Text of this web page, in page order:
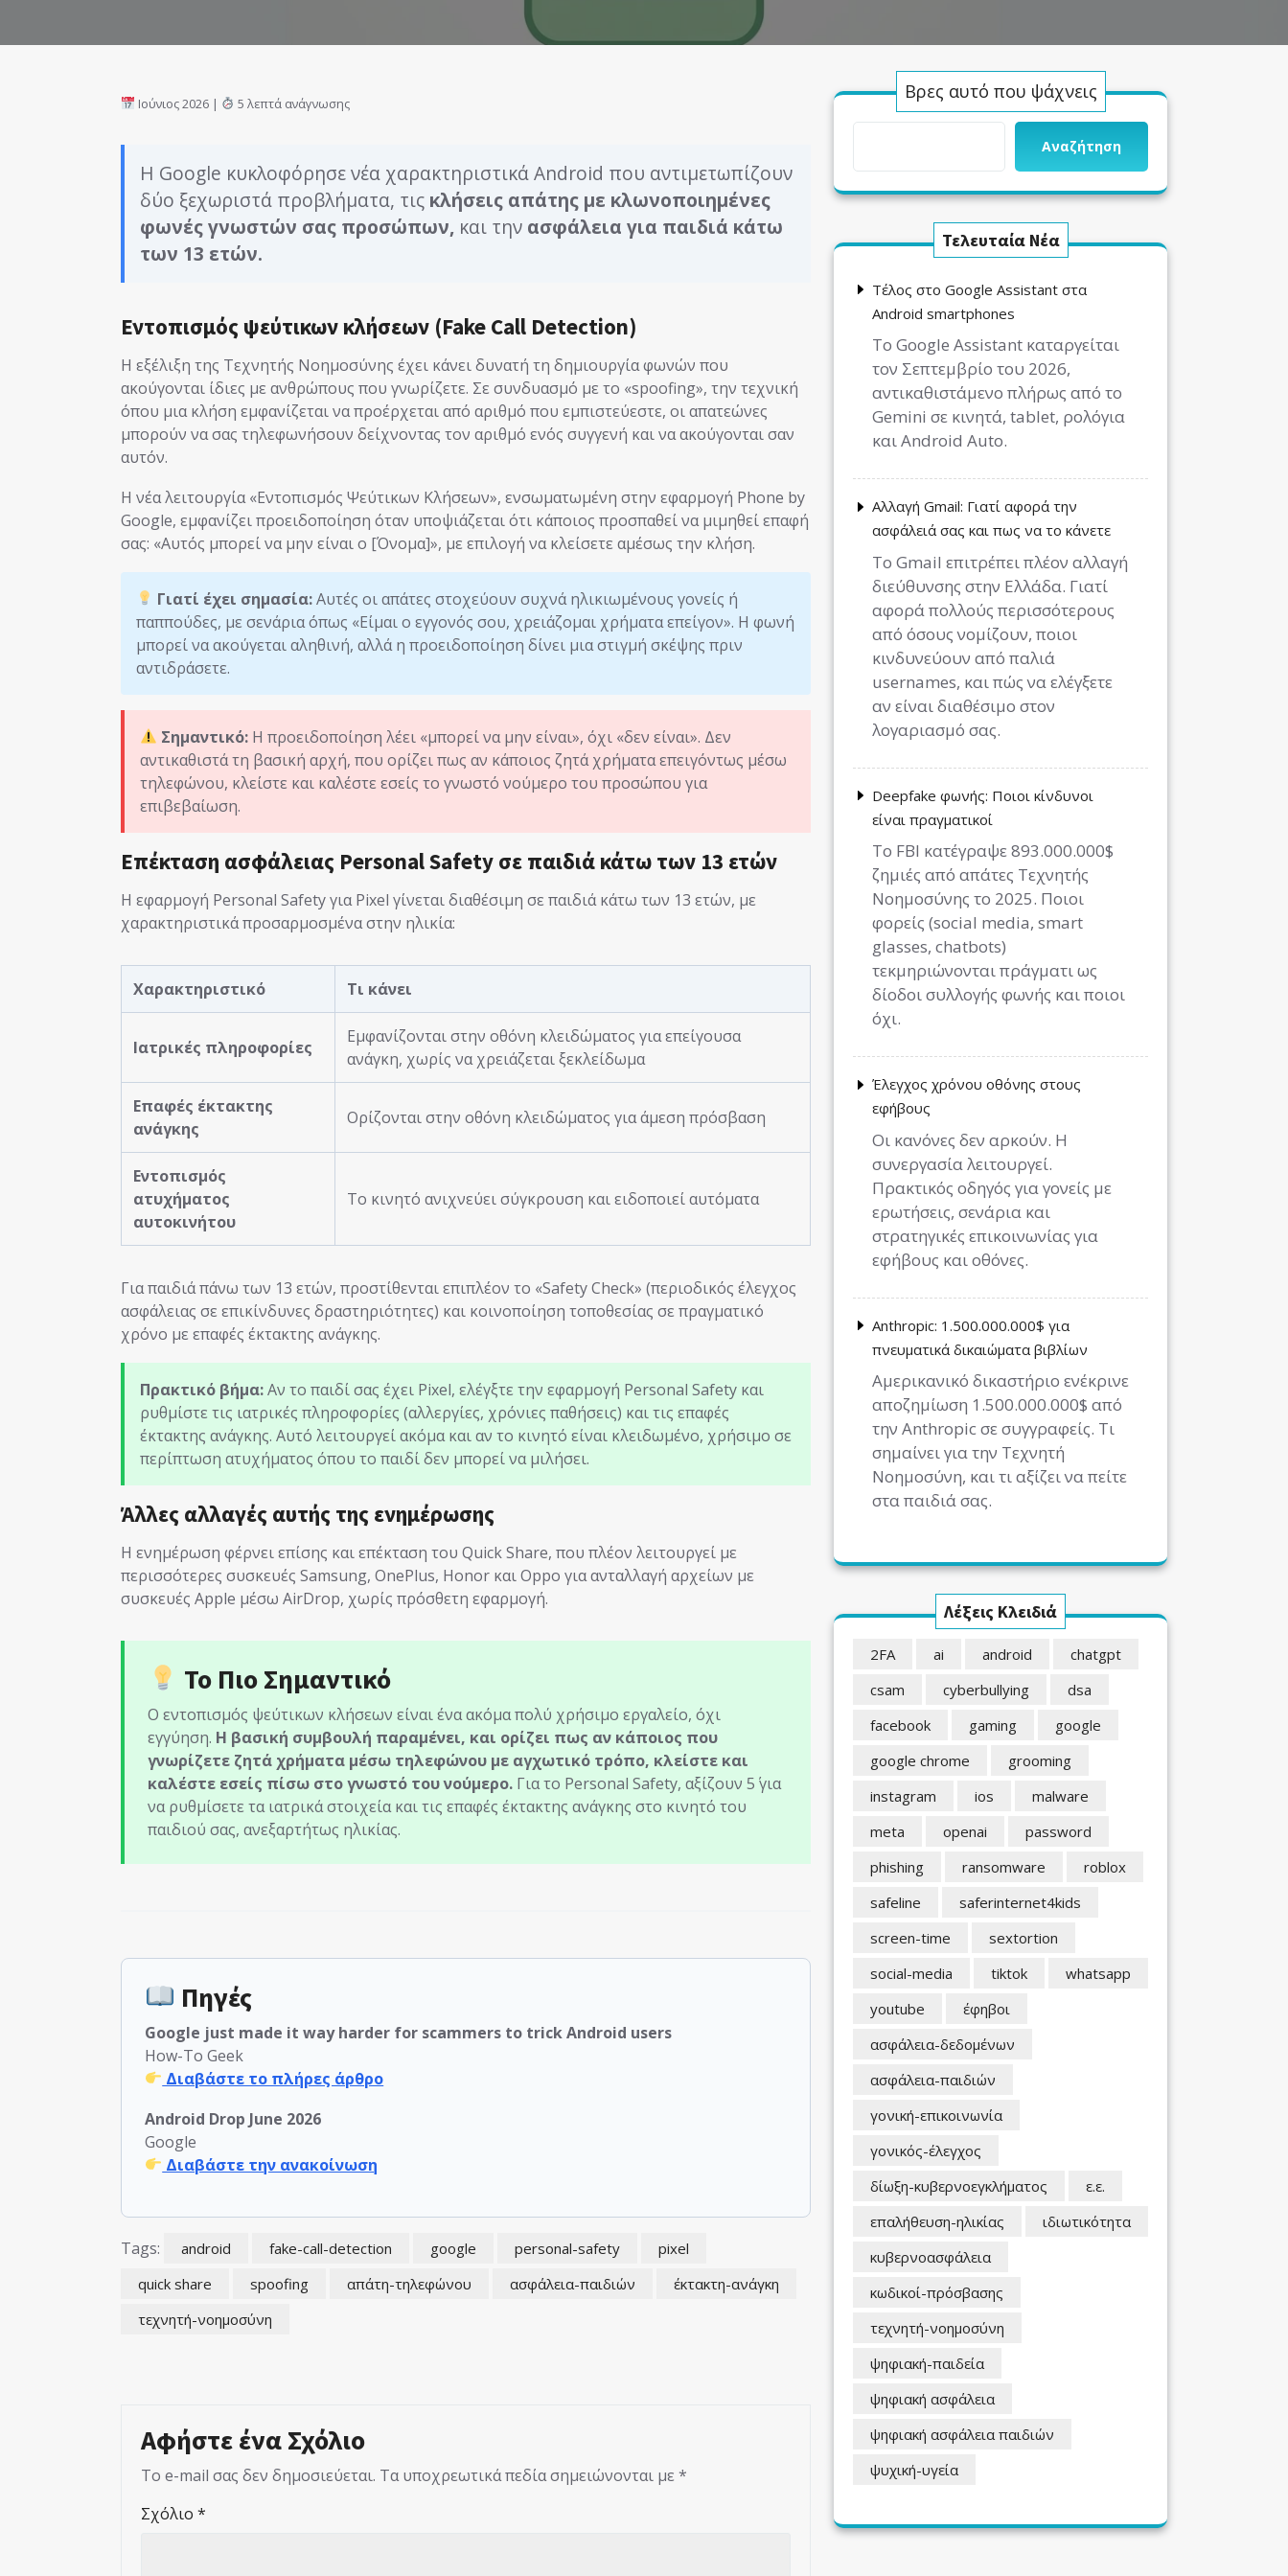
Ιούνιος 2026 | 5 λεπτά ανάγνωσης
Η Google κυκλοφόρησε νέα χαρακτηριστικά Android που αντιμετωπίζουν
δύο ξεχωριστά προβλήματα, τις κλήσεις απάτης με κλωνοποιημένες
φωνές γνωστών σας προσώπων, και την ασφάλεια για παιδιά κάτω
των 13 ετών.
Εντοπισμός ψεύτικων κλήσεων (Fake Call Detection)
Η εξέλιξη της Τεχνητής Νοημοσύνης έχει κάνει δυνατή τη δημιουργία φωνών που
ακούγονται ίδιες με ανθρώπους που γνωρίζετε. Σε συνδυασμό με το «spoofing», την τεχνική
όπου μια κλήση εμφανίζεται να προέρχεται από αριθμό που εμπιστεύεστε, οι απατεώνες
μπορούν να σας τηλεφωνήσουν δείχνοντας τον αριθμό ενός συγγενή και να ακούγονται σαν
αυτόν.
Η νέα λειτουργία «Εντοπισμός Ψεύτικων Κλήσεων», ενσωματωμένη στην εφαρμογή Phone by
Google, εμφανίζει προειδοποίηση όταν υποψιάζεται ότι κάποιος προσπαθεί να μιμηθεί επαφή
σας: «Αυτός μπορεί να μην είναι ο [Όνομα]», με επιλογή να κλείσετε αμέσως την κλήση.
Γιατί έχει σημασία:Αυτές οι απάτες στοχεύουν συχνά ηλικιωμένους γονείς ή
παππούδες, με σενάρια όπως «Είμαι ο εγγονός σου, χρειάζομαι χρήματα επείγον». Η φωνή
μπορεί να ακούγεται αληθινή, αλλά η προειδοποίηση δίνει μια στιγμή σκέψης πριν
αντιδράσετε.
Σημαντικό: Η προειδοποίηση λέει «μπορεί να μην είναι», όχι «δεν είναι». Δεν
αντικαθιστά τη βασική αρχή, που ορίζει πως αν κάποιος ζητά χρήματα επειγόντως μέσω
τηλεφώνου, κλείστε και καλέστε εσείς το γνωστό νούμερο του προσώπου για
επιβεβαίωση.
Επέκταση ασφάλειας Personal Safety σε παιδιά κάτω των 13 ετών
Η εφαρμογή Personal Safety για Pixel γίνεται διαθέσιμη σε παιδιά κάτω των 13 ετών, με
χαρακτηριστικά προσαρμοσμένα στην ηλικία:
Χαρακτηριστικό Τι κάνει
Ιατρικές πληροφορίες
Εμφανίζονται στην οθόνη κλειδώματος για επείγουσα
ανάγκη, χωρίς να χρειάζεται ξεκλείδωμα
Επαφές έκτακτης
ανάγκης
Ορίζονται στην οθόνη κλειδώματος για άμεση πρόσβαση
Εντοπισμός
ατυχήματος
αυτοκινήτου
Το κινητό ανιχνεύει σύγκρουση και ειδοποιεί αυτόματα
Για παιδιά πάνω των 13 ετών, προστίθενται επιπλέον το «Safety Check» (περιοδικός έλεγχος
ασφάλειας σε επικίνδυνες δραστηριότητες) και κοινοποίηση τοποθεσίας σε πραγματικό
χρόνο με επαφές έκτακτης ανάγκης.
Πρακτικό βήμα:Αν το παιδί σας έχει Pixel, ελέγξτε την εφαρμογή Personal Safety και
ρυθμίστε τις ιατρικές πληροφορίες (αλλεργίες, χρόνιες παθήσεις) και τις επαφές
έκτακτης ανάγκης. Αυτό λειτουργεί ακόμα και αν το κινητό είναι κλειδωμένο, χρήσιμο σε
περίπτωση ατυχήματος όπου το παιδί δεν μπορεί να μιλήσει.
Άλλες αλλαγές αυτής της ενημέρωσης
Η ενημέρωση φέρνει επίσης και επέκταση του Quick Share, που πλέον λειτουργεί με
περισσότερες συσκευές Samsung, OnePlus, Honor και Oppo για ανταλλαγή αρχείων με
συσκευές Apple μέσω AirDrop, χωρίς πρόσθετη εφαρμογή.
Το Πιο Σημαντικό
Ο εντοπισμός ψεύτικων κλήσεων είναι ένα ακόμα πολύ χρήσιμο εργαλείο, όχι
εγγύηση. Η βασική συμβουλή παραμένει, και ορίζει πως αν κάποιος που
γνωρίζετε ζητά χρήματα μέσω τηλεφώνου με αγχωτικό τρόπο, κλείστε και
καλέστε εσείς πίσω στο γνωστό του νούμερο. Για το Personal Safety, αξίζουν 5΄ για
να ρυθμίσετε τα ιατρικά στοιχεία και τις επαφές έκτακτης ανάγκης στο κινητό του
παιδιού σας, ανεξαρτήτως ηλικίας.
Πηγές
Google just made it way harder for scammers to trick Android users
How-To Geek
Διαβάστε το πλήρες άρθρο
Android Drop June 2026
Google
Διαβάστε την ανακοίνωση
Tags: android fake-call-detection google personal-safety
pixel
quick share
spoofing απάτη-τηλεφώνου ασφάλεια-παιδιών
έκτακτη-ανάγκη
τεχνητή-νοημοσύνη
Αφήστε ένα Σχόλιο
Το e-mail σας δεν δημοσιεύεται. Τα υποχρεωτικά πεδία σημειώνονται με *
Σχόλιο *
Βρες αυτό που ψάχνεις
Αναζήτηση
Τελευταία Νέα
Τέλος στο Google Assistant στα
Android smartphones
Το Google Assistant καταργείται
τον Σεπτεμβρίο του 2026,
αντικαθιστάμενο πλήρως από το
Gemini σε κινητά, tablet, ρολόγια
και Android Auto.
Αλλαγή Gmail: Γιατί αφορά την
ασφάλειά σας και πως να το κάνετε
Το Gmail επιτρέπει πλέον αλλαγή
διεύθυνσης στην Ελλάδα. Γιατί
αφορά πολλούς περισσότερους
από όσους νομίζουν, ποιοι
κινδυνεύουν από παλιά
usernames, και πώς να ελέγξετε
αν είναι διαθέσιμο στον
λογαριασμό σας.
Deepfake φωνής: Ποιοι κίνδυνοι
είναι πραγματικοί
Το FBI κατέγραψε 893.000.000$
ζημιές από απάτες Τεχνητής
Νοημοσύνης το 2025. Ποιοι
φορείς (social media, smart
glasses, chatbots)
τεκμηριώνονται πράγματι ως
δίοδοι συλλογής φωνής και ποιοι
όχι.
Έλεγχος χρόνου οθόνης στους
εφήβους
Οι κανόνες δεν αρκούν. Η
συνεργασία λειτουργεί.
Πρακτικός οδηγός για γονείς με
ερωτήσεις, σενάρια και
στρατηγικές επικοινωνίας για
εφήβους και οθόνες.
Anthropic: 1.500.000.000$ για
πνευματικά δικαιώματα βιβλίων
Αμερικανικό δικαστήριο ενέκρινε
αποζημίωση 1.500.000.000$ από
την Anthropic σε συγγραφείς. Τι
σημαίνει για την Τεχνητή
Νοημοσύνη, και τι αξίζει να πείτε
στα παιδιά σας.
Λέξεις Κλειδιά
2FA ai android
chatgpt
csam
cyberbullying
dsa
facebook
gaming
google
google chrome
grooming
instagram
ios
malware
meta
openai
password
phishing
ransomware
roblox
safeline
saferinternet4kids
screen-time
sextortion
social-media
tiktok
whatsapp
youtube
έφηβοι
ασφάλεια-δεδομένων
ασφάλεια-παιδιών
γονική-επικοινωνία
γονικός-έλεγχος
δίωξη-κυβερνοεγκλήματος
ε.ε.
επαλήθευση-ηλικίας
ιδιωτικότητα
κυβερνοασφάλεια
κωδικοί-πρόσβασης
τεχνητή-νοημοσύνη
ψηφιακή-παιδεία
ψηφιακή ασφάλεια
ψηφιακή ασφάλεια παιδιών
ψυχική-υγεία